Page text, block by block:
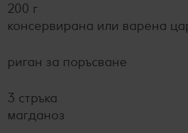
200 г
консервирана или варена
риган за поръсване
3 стръка
магданоз